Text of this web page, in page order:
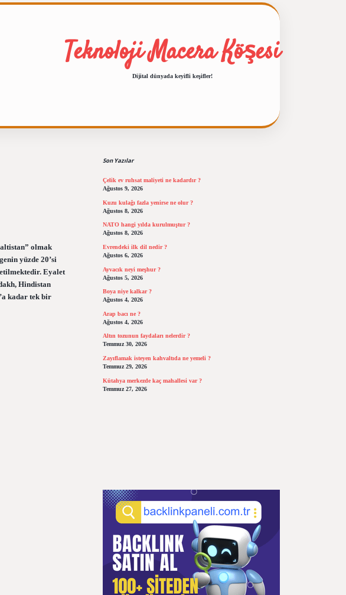
Teknoloji Macera Köşesi
Dijital dünyada keyifli keşifler!
olmak
yüzde 20’si
Eyalet
Hindistan
kadar tek bir
Son Yazılar
Çelik ev ruhsat maliyeti ne kadardır ?
Ağustos 9, 2026
Kuzu kulağı fazla yenirse ne olur ?
Ağustos 8, 2026
NATO hangi yılda kurulmuştur ?
Ağustos 8, 2026
Evrendeki ilk dil nedir ?
Ağustos 6, 2026
Ayvacık neyi meşhur ?
Ağustos 5, 2026
Boya niye kalkar ?
Ağustos 4, 2026
Arap bacı ne ?
Ağustos 4, 2026
Altın tozunun faydaları nelerdir ?
Temmuz 30, 2026
Zayıflamak isteyen kahvaltıda ne yemeli ?
Temmuz 29, 2026
Kütahya merkezde kaç mahallesi var ?
Temmuz 27, 2026